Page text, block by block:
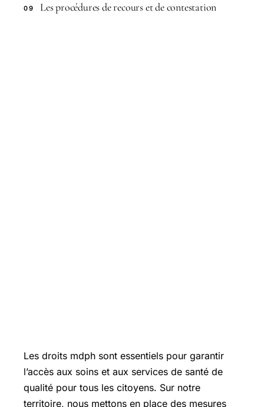
09 Les procédures de recours et de contestation
Les droits mdph sont essentiels pour garantir
l’accès aux soins et aux services de santé de
qualité pour tous les citoyens. Sur notre
territoire, nous mettons en place des mesures